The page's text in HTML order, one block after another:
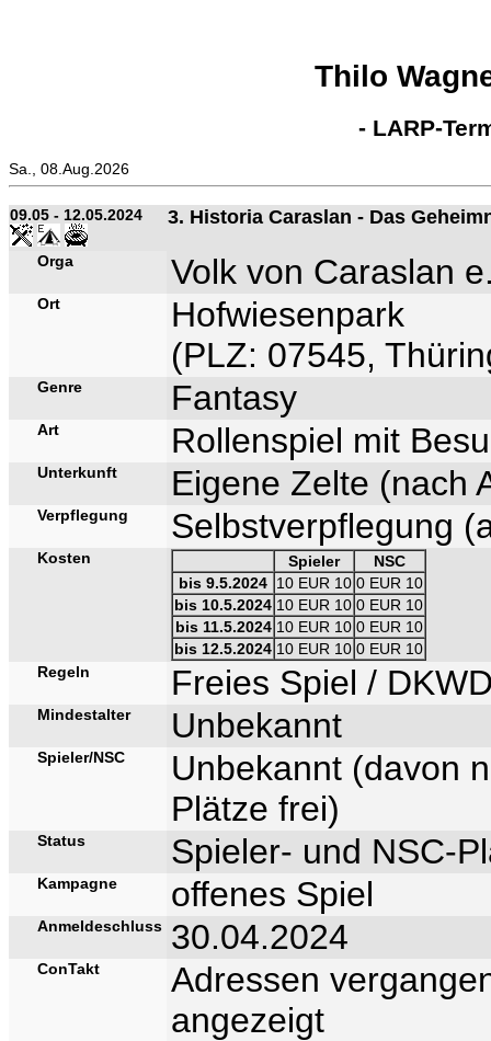
Thilo
- LARP-
Sa., 08.Aug.2026
09.05 - 12.05.2024 3. Historia Caraslan - Das
Orga Volk von Caraslan
Ort
Hofwiesenpark
(PLZ: 07545,
Genre Fantasy
Art Rollenspiel mit
Unterkunft Eigene Zelte (nach
Verpflegung Selbstverpflegung
Kosten Spieler
NSC
bis 9.5.2024 10 EUR 10 0 EUR 10
bis 10.5.2024 10 EUR 10 0 EUR 10
bis 11.5.2024 10 EUR 10 0 EUR 10
bis 12.5.2024 10 EUR 10 0 EUR 10
Regeln
Freies Spiel /
Mindestalter Unbekannt
Spieler/NSC
Unbekannt (davon
Plätze frei)
Status Spieler- und NSC-
Kampagne offenes Spiel
Anmeldeschluss 30.04.2024
ConTakt
Adressen
angezeigt